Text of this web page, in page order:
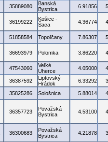
35889080
Banská
Bystrica
6.91856
36199222
Košice -
Šaca
4.36774
51858584 Topoľčany 7.86307
36693979 Polomka 3.86220
47543060
Veľké
Uherce
4.05000
36387592
Liptovský
Hrádok
6.33292
35825286 Sološnica 5.88014
36357723
Považská
Bystrica
4.53100
36300683
Považská
Bystrica
4.21878